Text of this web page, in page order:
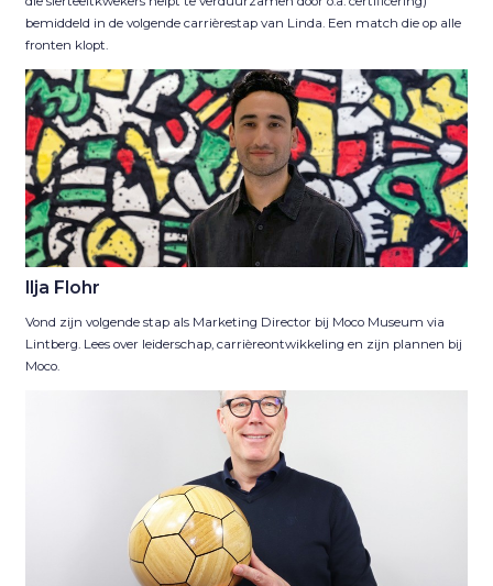
bemiddeld in de volgende carrièrestap van Linda. Een match die op alle
fronten klopt.
Ilja Flohr
Vond zijn volgende stap als Marketing Director bij Moco Museum via
Lintberg. Lees over leiderschap, carrièreontwikkeling en zijn plannen bij
Moco.